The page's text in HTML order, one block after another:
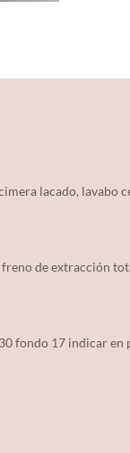
lacado, lavabo
de extracción
fondo 17 indicar en